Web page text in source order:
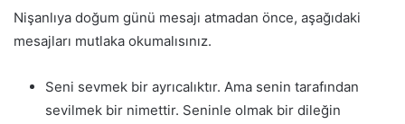
Nişanlıya doğum günü mesajı atmadan önce, aşağıdaki
mesajları mutlaka okumalısınız.
Seni sevmek bir ayrıcalıktır. Ama senin tarafından
sevilmek bir nimettir. Seninle olmak bir dileğin